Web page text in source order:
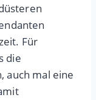
Für
die
auch mal eine